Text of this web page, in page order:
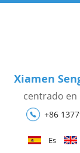
Xiamen
centrado en
+86
Es